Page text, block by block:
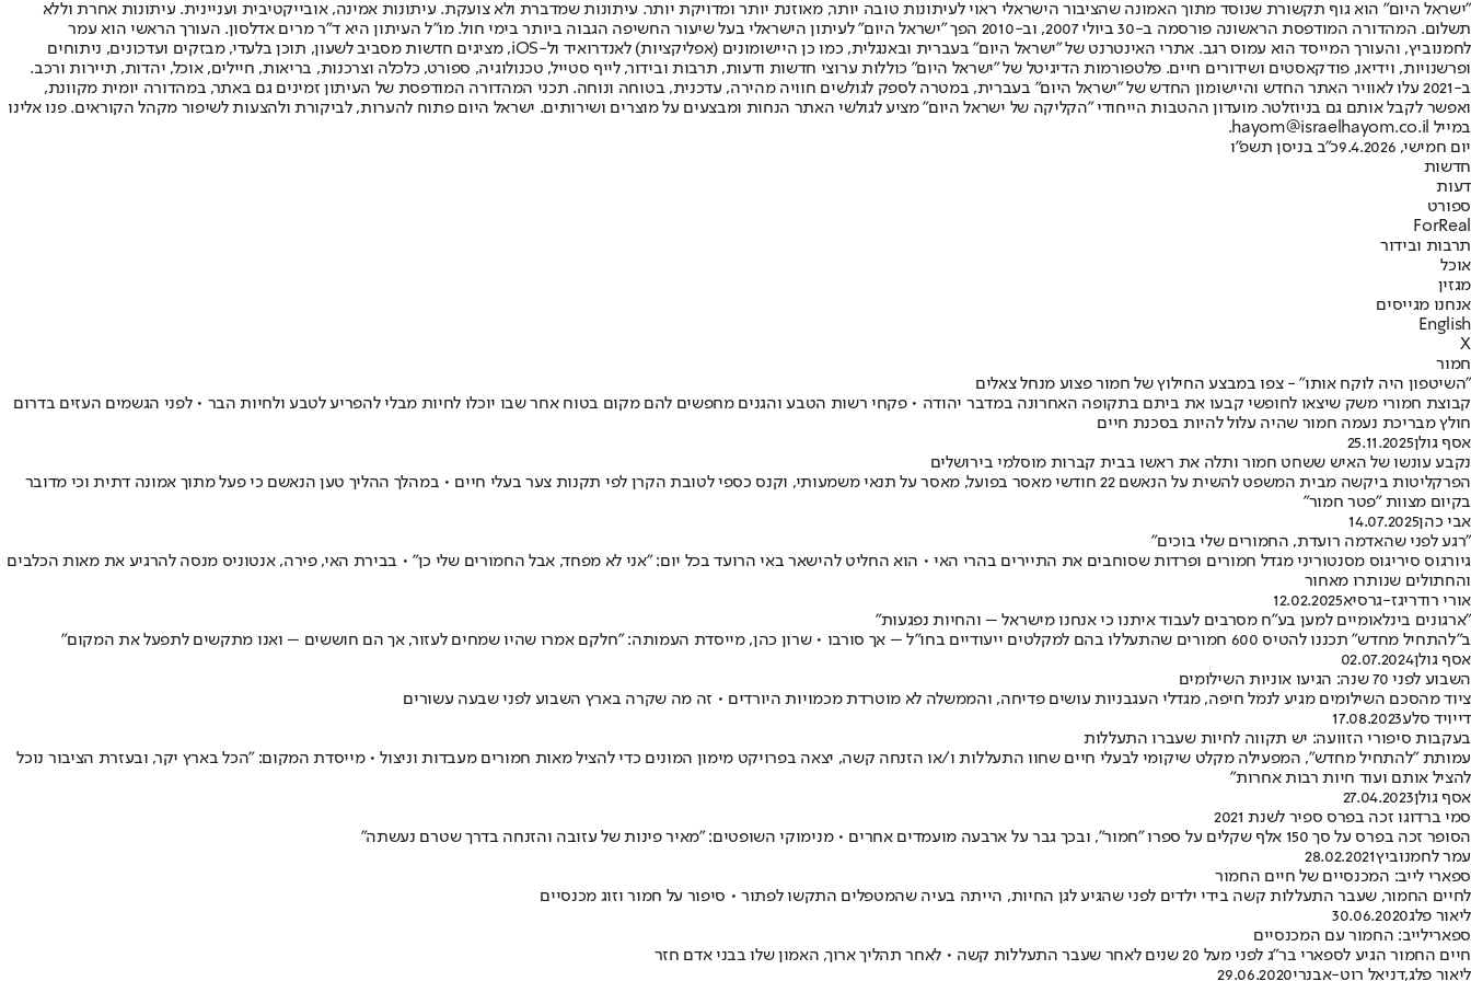
"ישראל היום" הוא גוף תקשורת שנוסד מתוך האמונה שהציבור הישראלי ראוי לעיתונות טובה יותר, מאוזנת יותר ומדויקת יותר. עיתונות שמדברת ולא צועקת. עיתונות אמינה, אובייקטיבית ועניינית. עיתונות אחרת וללא
תשלום. המהדורה המודפסת הראשונה פורסמה ב-30 ביולי 2007, וב-2010 הפך "ישראל היום" לעיתון הישראלי בעל שיעור החשיפה הגבוה ביותר בימי חול. מו"ל העיתון היא ד"ר מרים אדלסון. העורך הראשי הוא עמר
לחמנוביץ, והעורך המייסד הוא עמוס רגב. אתרי האינטרנט של "ישראל היום" בעברית ובאנגלית, כמו כן היישומונים (אפליקציות) לאנדרואיד ול-iOS, מציגים חדשות מסביב לשעון, תוכן בלעדי, מבזקים ועדכונים, ניתוחים
ופרשנויות, וידיאו, פודקאסטים ושידורים חיים. פלטפורמות הדיגיטל של "ישראל היום" כוללות ערוצי חדשות ודעות, תרבות ובידור, לייף סטייל, טכנולוגיה, ספורט, כלכלה וצרכנות, בריאות, חיילים, אוכל, יהדות, תיירות ורכב.
ב-2021 עלו לאוויר האתר החדש והיישומון החדש של "ישראל היום" בעברית, במטרה לספק לגולשים חוויה מהירה, עדכנית, בטוחה ונוחה. תכני המהדורה המודפסת של העיתון זמינים גם באתר, במהדורה יומית מקוונת,
ואפשר לקבל אותם גם בניוזלטר. מועדון ההטבות הייחודי "הקליקה של ישראל היום" מציע לגולשי האתר הנחות ומבצעים על מוצרים ושירותים. ישראל היום פתוח להערות, לביקורת ולהצעות לשיפור מקהל הקוראים. פנו אלינו
במייל hayom@israelhayom.co.il.
יום חמישי, 9.4.2026
כ"ב בניסן תשפ"ו
חדשות
דעות
ספורט
ForReal
תרבות ובידור
אוכל
מגזין
אנחנו מגייסים
English
X
חמור
"השיטפון היה לוקח אותו" - צפו במבצע החילוץ של חמור פצוע מנחל צאלים
קבוצת חמורי משק שיצאו לחופשי קבעו את ביתם בתקופה האחרונה במדבר יהודה • פקחי רשות הטבע והגנים מחפשים להם מקום בטוח אחר שבו יוכלו לחיות מבלי להפריע לטבע ולחיות הבר • לפני הגשמים העזים בדרום
חולץ מבריכת נעמה חמור שהיה עלול להיות בסכנת חיים
אסף גולן25.11.2025
נקבע עונשו של האיש ששחט חמור ותלה את ראשו בבית קברות מוסלמי בירושלים
הפרקליטות ביקשה מבית המשפט להשית על הנאשם 22 חודשי מאסר בפועל, מאסר על תנאי משמעותי, וקנס כספי לטובת הקרן לפי תקנות צער בעלי חיים • במהלך ההליך טען הנאשם כי פעל מתוך אמונה דתית וכי מדובר
בקיום מצוות "פטר חמור"
אבי כהן14.07.2025
"רגע לפני שהאדמה רועדת, החמורים שלי בוכים"
גיורגוס סיריגוס מסנטוריני מגדל חמורים ופרדות שסוחבים את התיירים בהרי האי • הוא החליט להישאר באי הרועד בכל יום: "אני לא מפחד, אבל החמורים שלי כן" • בבירת האי, פירה, אנטוניס מנסה להרגיע את מאות הכלבים
והחתולים שנותרו מאחור
אורי רודריגז-גרסיא12.02.2025
"ארגונים בינלאומיים למען בע"ח מסרבים לעבוד איתנו כי אנחנו מישראל – והחיות נפגעות"
ב"להתחיל מחדש" תכננו להטיס 600 חמורים שהתעללו בהם למקלטים ייעודיים בחו"ל – אך סורבו • שרון כהן, מייסדת העמותה: "חלקם אמרו שהיו שמחים לעזור, אך הם חוששים – ואנו מתקשים לתפעל את המקום"
אסף גולן02.07.2024
השבוע לפני 70 שנה: הגיעו אוניות השילומים
ציוד מהסכם השילומים מגיע לנמל חיפה, מגדלי העגבניות עושים פדיחה, והממשלה לא מוטרדת מכמויות היורדים • זה מה שקרה בארץ השבוע לפני שבעה עשורים
דייויד סלע17.08.2023
בעקבות סיפורי הזוועה: יש תקווה לחיות שעברו התעללות
עמותת "להתחיל מחדש", המפעילה מקלט שיקומי לבעלי חיים שחוו התעללות ו/או הזנחה קשה, יצאה בפרויקט מימון המונים כדי להציל מאות חמורים מעבדות וניצול • מייסדת המקום: "הכל בארץ יקר, ובעזרת הציבור נוכל
להציל אותם ועוד חיות רבות אחרות"
אסף גולן27.04.2023
סמי ברדוגו זכה בפרס ספיר לשנת 2021
הסופר זכה בפרס על סך 150 אלף שקלים על ספרו "חמור", ובכך גבר על ארבעה מועמדים אחרים • מנימוקי השופטים: "מאיר פינות של עזובה והזנחה בדרך שטרם נעשתה"
עמר לחמנוביץ28.02.2021
ספארי לייב: המכנסיים של חיים החמור
לחיים החמור, שעבר התעללות קשה בידי ילדים לפני שהגיע לגן החיות, הייתה בעיה שהמטפלים התקשו לפתור • סיפור על חמור וזוג מכנסיים
ליאור פלג30.06.2020
ספארילייב: החמור עם המכנסיים
חיים החמור הגיע לספארי בר"ג לפני מעל 20 שנים לאחר שעבר התעללות קשה • לאחר תהליך ארוך, האמון שלו בבני אדם חזר
ליאור פלג,דניאל רוט-אבנרי29.06.2020